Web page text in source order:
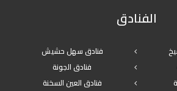
الفنادق
فنادق سهل حشيش
فنادق الجونة
فنادق العين السخنة